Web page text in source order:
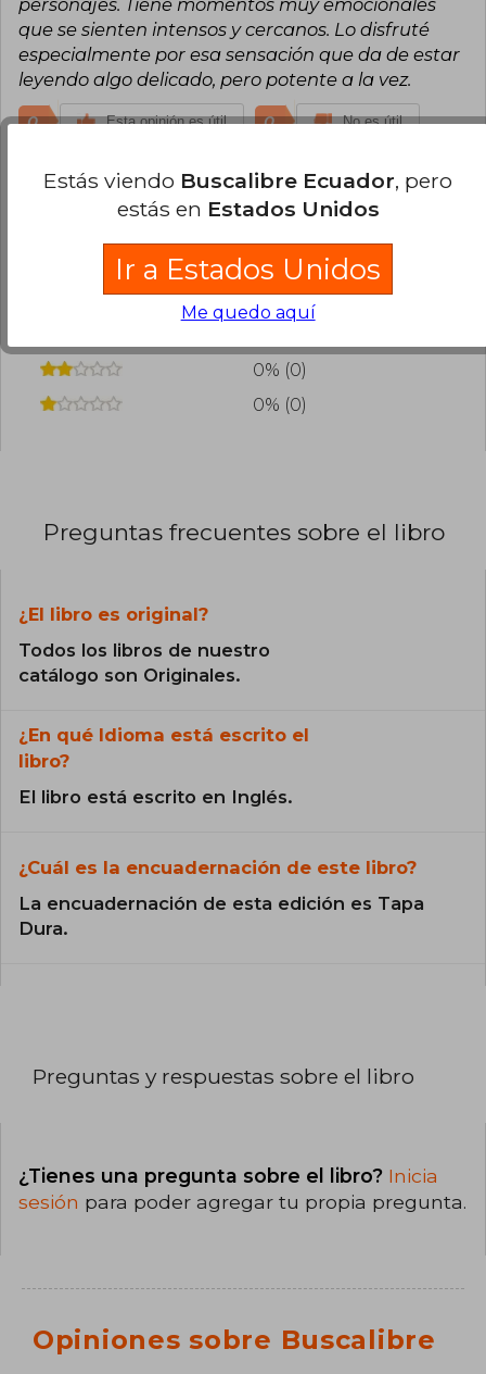
que se sienten intensos y cercanos. Lo disfruté
especialmente por esa sensación que da de estar
leyendo algo delicado, pero potente a la vez.
0 Esta opinión es útil 0 No es útil
¿Leíste este libro? Inicia sesiónpara poder
agregar tu propia evaluación.
100% (1)
0% (0)
0% (0)
0% (0)
Preguntas frecuentes sobre el libro
¿El libro es original?
Todos los libros de nuestro
catálogo son Originales.
¿En qué Idioma está escrito el
libro?
El libro está escrito en Inglés.
¿Cuál es la encuadernación de este libro?
La encuadernación de esta edición es Tapa
Dura.
Preguntas y respuestas sobre el libro
¿Tienes una pregunta sobre el libro? Inicia
sesión para poder agregar tu propia pregunta.
Opiniones sobre Buscalibre
Estás viendo Buscalibre Ecuador, pero
estás en Estados Unidos
Ir a Estados Unidos
Me quedo aquí